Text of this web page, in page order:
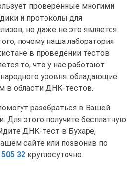
проверенные многими
и протоколы для
но даже не это является
почему наша лаборатория
в проведении тестов
то, что у нас работают
уровня, обладающие
в области ДНК-тестов.
разобраться в Вашей
Для этого получите бесплатную
ДНК-тест в Бухаре,
сайте или позвонив по
32 круглосуточно.